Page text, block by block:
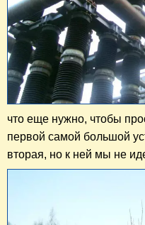
что еще нужно, чтобы
первой самой большой
вторая, но к ней мы не